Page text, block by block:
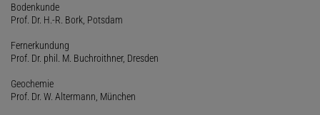
Bodenkunde
Prof. Dr. H.-R. Bork, Potsdam
Fernerkundung
Prof. Dr. phil. M. Buchroithner, Dresden
Geochemie
Prof. Dr. W. Altermann, München